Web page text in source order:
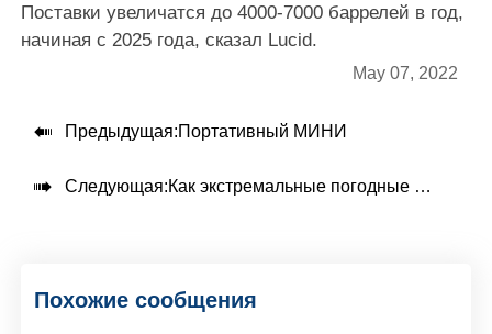
Поставки увеличатся до 4000-7000 баррелей в год,
начиная с 2025 года, сказал Lucid.
May 07, 2022
 Предыдущая:Портативный МИНИ
 Следующая:Как экстремальные погодные условия влияют на запас хода электромобиля
Похожие сообщения